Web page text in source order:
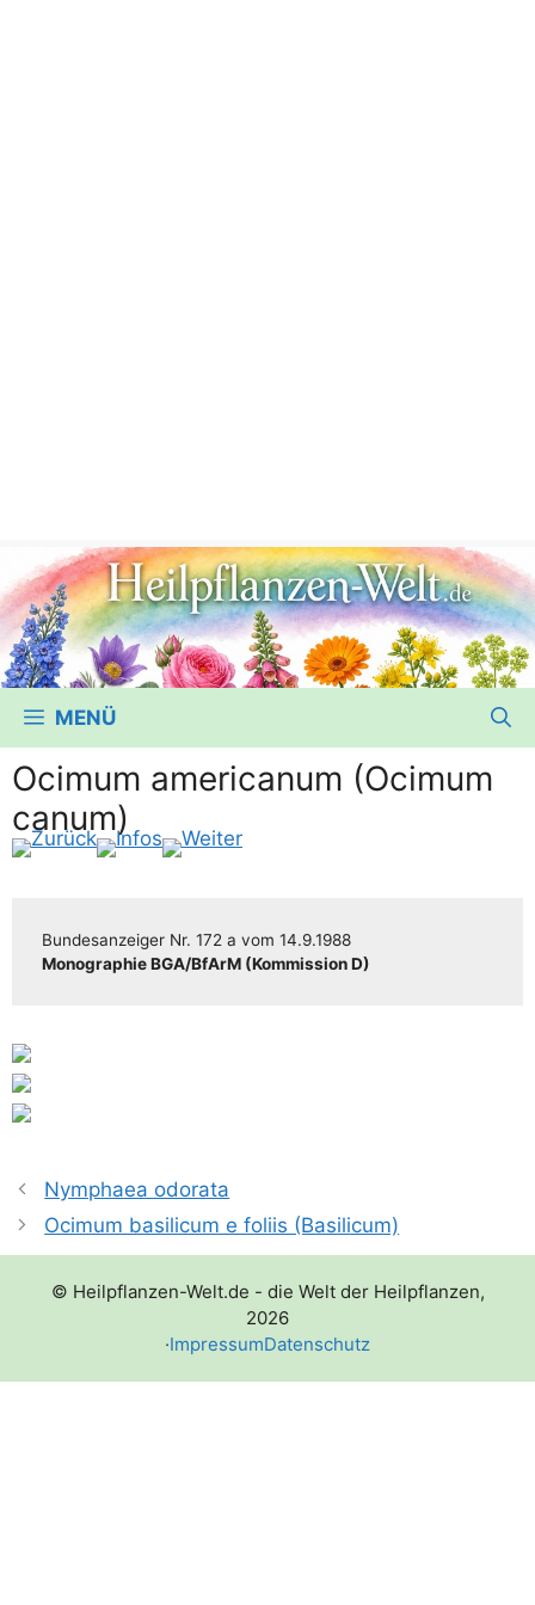
MENÜ
Ocimum americanum (Ocimum
canum)
Bun­des­an­zei­ger Nr. 172 a vom 14.9.1988
Mono­gra­phie BGA/​​BfArM (Kom­mis­si­on D)
Nymphaea odorata
Ocimum basilicum e foliis (Basilicum)
© Heilpflanzen-Welt.de - die Welt der Heilpflanzen,
2026
·ImpressumDatenschutz